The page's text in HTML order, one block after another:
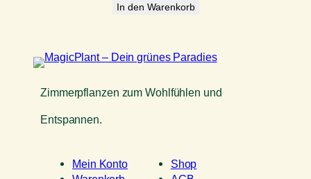
In den Warenkorb
Zimmerpflanzen zum Wohlfühlen und
Entspannen.
Mein Konto
Shop